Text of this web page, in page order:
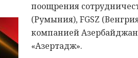
поощрения
(Румыния), FGSZ
компанией
«Азертадж».